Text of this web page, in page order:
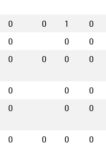
0 0 1 0
0 0 0
0 0 0 0
0 0 0
0 0 0
0 0 0 0